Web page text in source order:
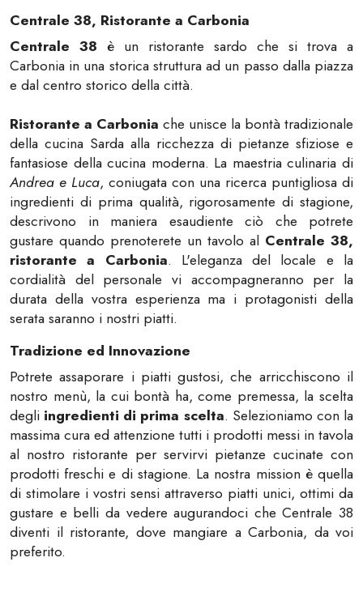
Centrale 38, Ristorante a Carbonia
Centrale 38 è un ristorante sardo che si trova a
Carbonia in una storica struttura ad un passo dalla piazza
e dal centro storico della città.
Ristorante a Carbonia che unisce la bontà tradizionale
della cucina Sarda alla ricchezza di pietanze sfiziose e
fantasiose della cucina moderna. La maestria culinaria di
Andrea e Luca, coniugata con una ricerca puntigliosa di
ingredienti di prima qualità, rigorosamente di stagione,
descrivono in maniera esaudiente ciò che potrete
gustare quando prenoterete un tavolo al Centrale 38,
ristorante a Carbonia. L'eleganza del locale e la
cordialità del personale vi accompagneranno per la
durata della vostra esperienza ma i protagonisti della
serata saranno i nostri piatti.
Tradizione ed Innovazione
Potrete assaporare i piatti gustosi, che arricchiscono il
nostro menù, la cui bontà ha, come premessa, la scelta
degli ingredienti di prima scelta. Selezioniamo con la
massima cura ed attenzione tutti i prodotti messi in tavola
al nostro ristorante per servirvi pietanze cucinate con
prodotti freschi e di stagione. La nostra mission è quella
di stimolare i vostri sensi attraverso piatti unici, ottimi da
gustare e belli da vedere augurandoci che Centrale 38
diventi il ristorante, dove mangiare a Carbonia, da voi
preferito.